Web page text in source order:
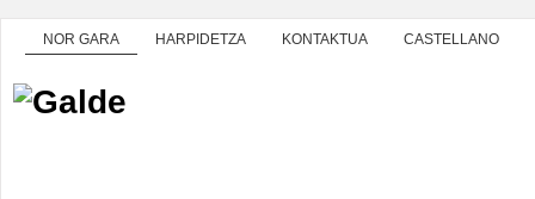
NOR GARA HARPIDETZA KONTAKTUA CASTELLANO